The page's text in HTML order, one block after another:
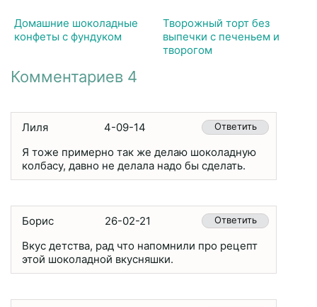
Домашние шоколадные
конфеты с фундуком
Творожный торт без
выпечки с печеньем и
творогом
Комментариев 4
Лиля 4-09-14 Ответить
Я тоже примерно так же делаю шоколадную
колбасу, давно не делала надо бы сделать.
Борис 26-02-21 Ответить
Вкус детства, рад что напомнили про рецепт
этой шоколадной вкусняшки.